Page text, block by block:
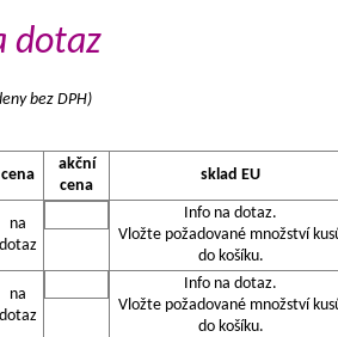
dotaz
bez DPH)
cena
akční
cena
sklad EU
na
dotaz
Info na dotaz.
Vložte požadované množství
do košíku.
na
dotaz
Info na dotaz.
Vložte požadované množství
do košíku.